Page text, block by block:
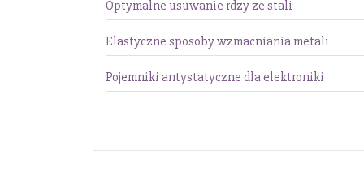
Optymalne usuwanie rdzy ze stali
Elastyczne sposoby wzmacniania metali
Pojemniki antystatyczne dla elektroniki